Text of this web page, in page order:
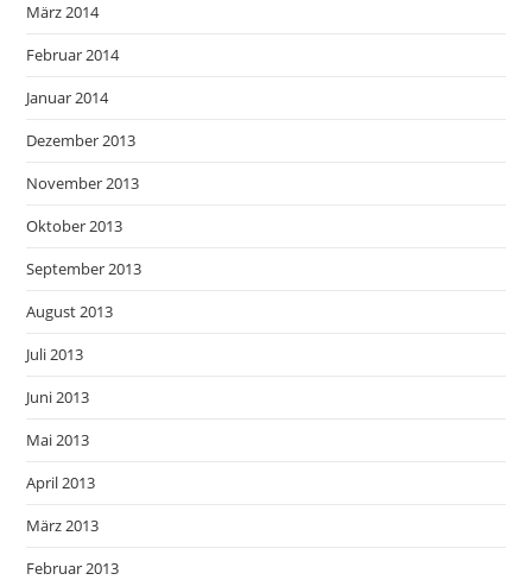
März 2014
Februar 2014
Januar 2014
Dezember 2013
November 2013
Oktober 2013
September 2013
August 2013
Juli 2013
Juni 2013
Mai 2013
April 2013
März 2013
Februar 2013